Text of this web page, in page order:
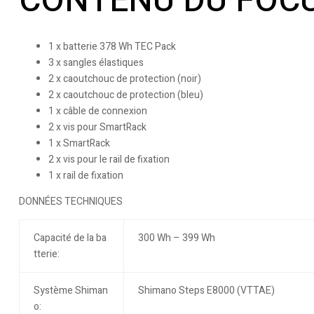
1 x batterie 378 Wh TEC Pack
3 x sangles élastiques
2 x caoutchouc de protection (noir)
2 x caoutchouc de protection (bleu)
1 x câble de connexion
2 x vis pour SmartRack
1 x SmartRack
2 x vis pour le rail de fixation
1 x rail de fixation
DONNÉES TECHNIQUES
Capacité de la ba
tterie:
300 Wh – 399 Wh
Système Shiman
o:
Shimano Steps E8000 (VTTAE)